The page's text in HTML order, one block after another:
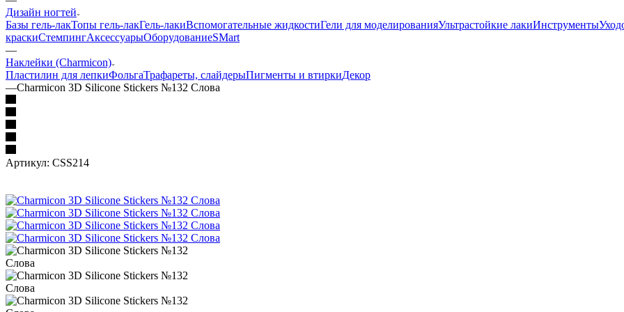
Дизайн ногтей
Базы гель-лакТопы гель-лакГель-лакиВспомогательные жидкостиГели для моделированияУльтрастойкие лакиИнструменты
краскиСтемпингАксессуарыОборудованиеSMart
—
Наклейки (Charmicon)
Пластилин для лепкиФольгаТрафареты, слайдерыПигменты и втиркиДекор
—Charmicon 3D Silicone Stickers №132 Слова
Артикул: CSS214